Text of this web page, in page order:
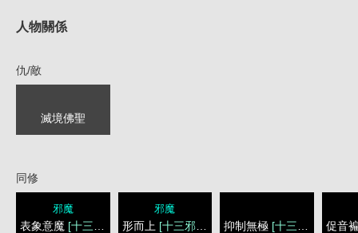
人物關係
仇/敵
滅境佛聖
同修
邪魔
表象意魔 [十三邪靈]
邪魔
形而上 [十三邪靈] 抑制無極 [十三邪靈] 促音